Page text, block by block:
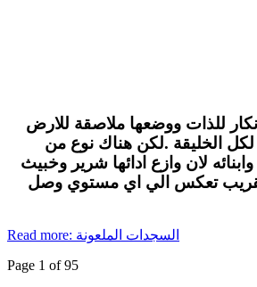
للذات ووضعها ملاصقة للارض
لكل الخليقة .لكن هناك نوع من
لان وازع ادائها شرير وخبيث
تعكس الي اي مستوي وصل
Read more: السجدات الملعونة
Page 1 of 95